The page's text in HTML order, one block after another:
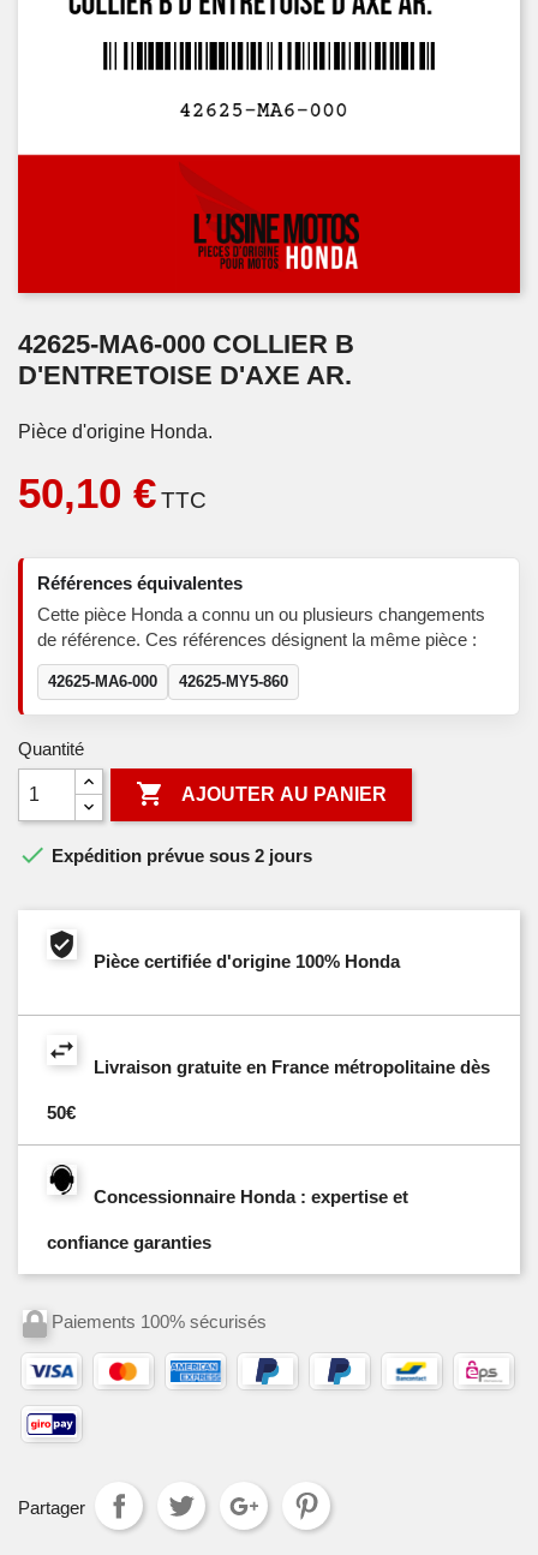
42625-MA6-000 COLLIER B
D'ENTRETOISE D'AXE AR.
Pièce d'origine Honda.
50,10 €TTC
Références équivalentes
Cette pièce Honda a connu un ou plusieurs changements
de référence. Ces références désignent la même pièce :
42625-MA6-000 42625-MY5-860
Quantité
 AJOUTER AU PANIER
 Expédition prévue sous 2 jours
Pièce certifiée d'origine 100% Honda
Livraison gratuite en France métropolitaine dès
50€
Concessionnaire Honda : expertise et
confiance garanties
Paiements 100% sécurisés
Partager